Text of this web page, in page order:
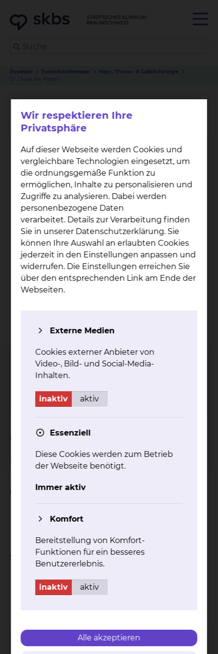
Zuweiser Tumorkonferenzen
Herz-, Thorax- & Gefäßchirurgie
Dr. Dipak Raj Pahari
Dr. Dipak Raj Pahari
Fichtengrund 1, 38126 Braunschweig
Per E-Mail kontaktieren
Geburtsort
Pokhara, Nepal
Qualifikation
Facharzt für Herzchirurgie (2013)
Schwerpunkte
endovaskuläre Gefäßchirurgie
Wir respektieren Ihre
Privatsphäre
Auf dieser Webseite werden Cookies und
vergleichbare Technologien eingesetzt, um
die ordnungsgemäße Funktion zu
ermöglichen, Inhalte zu personalisieren und
Zugriffe zu analysieren. Dabei werden
personenbezogene Daten
verarbeitet. Details zur Verarbeitung finden
Sie in unserer Datenschutzerklärung. Sie
können Ihre Auswahl an erlaubten Cookies
jederzeit in den Einstellungen anpassen und
widerrufen. Die Einstellungen erreichen Sie
über den entsprechenden Link am Ende der
Webseiten.
Externe Medien
Cookies externer Anbieter von
Video-, Bild- und Social-Media-
Inhalten.
inaktiv aktiv
Essenziell
Diese Cookies werden zum Betrieb
der Webseite benötigt.
Immer aktiv
Komfort
Bereitstellung von Komfort-
Funktionen für ein besseres
Benutzererlebnis.
inaktiv aktiv
Alle akzeptieren